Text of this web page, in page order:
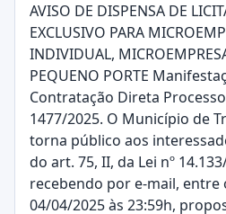
AVISO DE DISPENSA DE
EXCLUSIVO PARA
INDIVIDUAL,
PEQUENO PORTE
Contratação Direta
1477/2025. O Município de
torna público aos
do art. 75, II, da Lei nº
recebendo por e-mail, entre
04/04/2025 às 23:59h,